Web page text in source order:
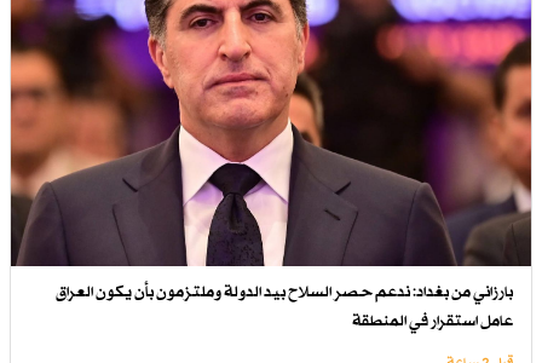
بارزاني من بغداد: ندعم حصر السلاح بيد الدولة وملتزمون بأن يكون العراق
عامل استقرار في المنطقة